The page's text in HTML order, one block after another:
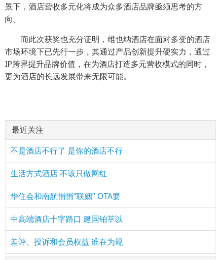
景下，酒店营收多元化将成为众多酒店品牌亟须思考的方
向。
而此次获奖也充分证明，维也纳酒店在面对多变的酒店
市场环境下已先行一步，其通过产品创新提升硬实力，通过
IP跨界提升品牌价值，在为酒店打造多元营收模式的同时，
更为酒店的长远发展带来无限可能。
最近关注
不是酒店不行了 是你的酒店不行
生活方式酒店 不该只做网红
华住会和南航悄悄“联姻” OTA要
中高端酒店十字路口 建国铂萃以
差评、投诉和会员权益 谁在为规